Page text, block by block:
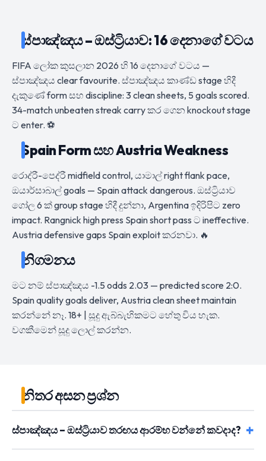
ස්පාඤ්ඤය – ඔස්ට්‍රියාව: 16 දෙනාගේ වටය
FIFA ලෝක කුසලාන 2026 හි 16 දෙනාගේ වටය —
ස්පාඤ්ඤය clear favourite. ස්පාඤ්ඤය කාණ්ඩ stage හිදී
දැකුණේ form සහ discipline: 3 clean sheets, 5 goals scored.
34-match unbeaten streak carry කර ගෙන knockout stage
ට enter. ⚽
Spain Form සහ Austria Weakness
රොද්රී-පෙද්රී midfield control, යාමාල් right flank pace,
ඔයාර්සාබාල් goals — Spain attack dangerous. ඔස්ට්‍රියාව
ගෝල 6 ක් group stage හිදී දුන්නා, Argentina ඉදිරිපිට zero
impact. Rangnick high press Spain short pass ට ineffective.
Austria defensive gaps Spain exploit කරනවා. 🔥
නිගමනය
මට නම් ස්පාඤ්ඤය -1.5 odds 2.03 — predicted score 2:0.
Spain quality goals deliver, Austria clean sheet maintain
කරන්නේ නෑ. 18+ | සූදු ඇබ්බැහිකමට හේතු විය හැක.
වගකීමෙන් සූදු ලොල් කරන්න.
නිතර අසන ප්‍රශ්න
ස්පාඤ්ඤය – ඔස්ට්‍රියාව තරඟය ආරම්භ වන්නේ කවදාද?